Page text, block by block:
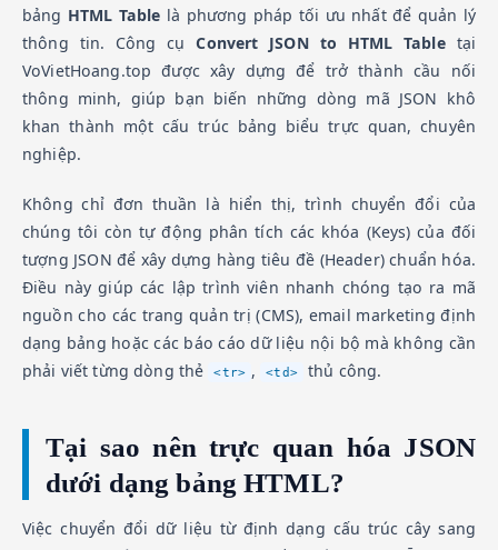
bảng HTML Table là phương pháp tối ưu nhất để quản lý
thông tin. Công cụConvert JSON to HTML Tabletại
VoVietHoang.top được xây dựng để trở thành cầu nối
thông minh, giúp bạn biến những dòng mã JSON khô
khan thành một cấu trúc bảng biểu trực quan, chuyên
nghiệp.
Không chỉ đơn thuần là hiển thị, trình chuyển đổi của
chúng tôi còn tự động phân tích các khóa (Keys) của đối
tượng JSON để xây dựng hàng tiêu đề (Header) chuẩn hóa.
Điều này giúp các lập trình viên nhanh chóng tạo ra mã
nguồn cho các trang quản trị (CMS), email marketing định
dạng bảng hoặc các báo cáo dữ liệu nội bộ mà không cần
phải viết từng dòng thẻ
<tr> , <td> thủ công.
Tại sao nên trực quan hóa JSON
dưới dạng bảng HTML?
Việc chuyển đổi dữ liệu từ định dạng cấu trúc cây sang